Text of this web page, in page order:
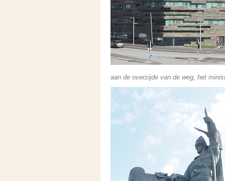
aan de overzijde van de weg, het